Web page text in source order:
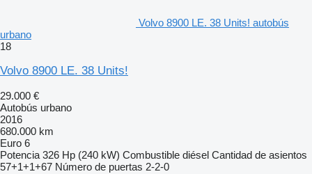
Volvo 8900 LE. 38 Units! autobús
urbano
18
Volvo 8900 LE. 38 Units!
29.000 €
Autobús urbano
2016
680.000 km
Euro 6
Potencia 326 Hp (240 kW) Combustible diésel Cantidad de asientos
57+1+1+67 Número de puertas 2-2-0